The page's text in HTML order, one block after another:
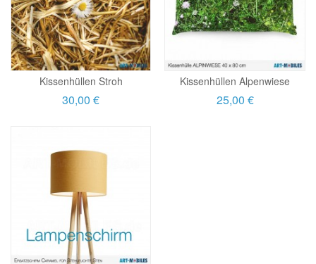
Kissenhüllen Stroh
30,00 €
Kissenhüllen Alpenwiese
25,00 €